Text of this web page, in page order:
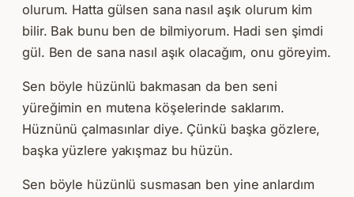
olurum. Hatta gülsen sana nasıl aşık olurum kim
bilir. Bak bunu ben de bilmiyorum. Hadi sen şimdi
gül. Ben de sana nasıl aşık olacağım, onu göreyim.
Sen böyle hüzünlü bakmasan da ben seni
yüreğimin en mutena köşelerinde saklarım.
Hüznünü çalmasınlar diye. Çünkü başka gözlere,
başka yüzlere yakışmaz bu hüzün.
Sen böyle hüzünlü susmasan ben yine anlardım